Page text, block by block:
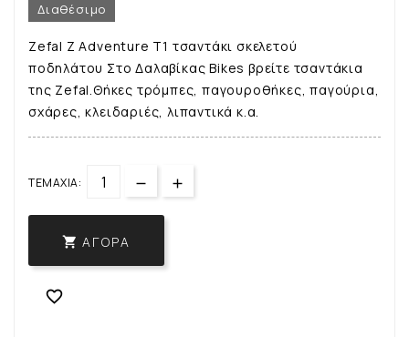
Διαθέσιμο
Zefal Z Adventure T1 τσαντάκι σκελετού
ποδηλάτου Στο Δαλαβίκας Bikes βρείτε τσαντάκια
της Zefal.Θήκες τρόμπες, παγουροθήκες, παγούρια,
σχάρες, κλειδαριές, λιπαντικά κ.α.
ΤΕΜΆΧΙΑ:
 ΑΓΟΡΆ
